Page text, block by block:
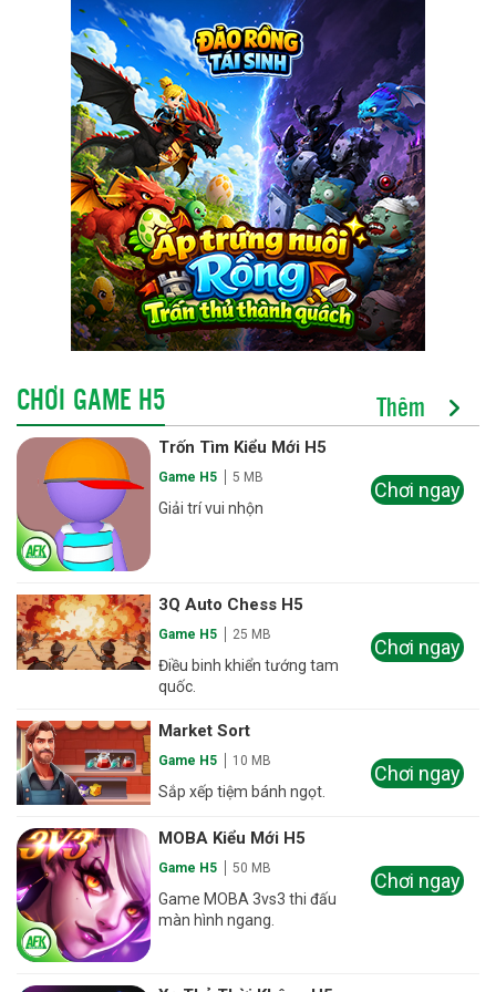
CHƠI GAME H5 Thêm
Trốn Tìm Kiểu Mới H5
Game H5 5 MB
Giải trí vui nhộn
Chơi ngay
3Q Auto Chess H5
Game H5 25 MB
Điều binh khiển tướng tam
quốc.
Chơi ngay
Market Sort
Game H5 10 MB
Sắp xếp tiệm bánh ngọt.
Chơi ngay
MOBA Kiểu Mới H5
Game H5 50 MB
Game MOBA 3vs3 thi đấu
màn hình ngang.
Chơi ngay